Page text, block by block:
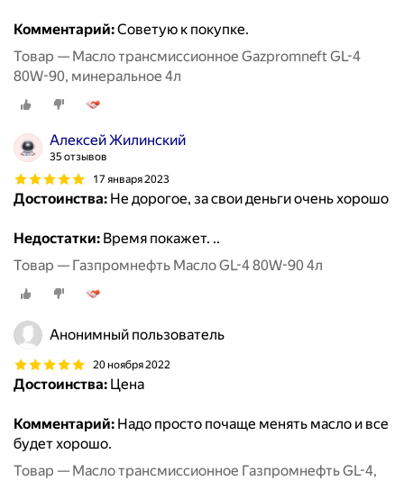
Комментарий:Советую к покупке.
Товар — Масло трансмиссионное Gazpromneft GL-4
80W-90, минеральное 4л
Алексей Жилинский
35 отзывов
17 января 2023
Достоинства: Не дорогое, за свои деньги очень хорошо
Недостатки: Время покажет. ..
Товар — Газпромнефть Масло GL-4 80W-90 4л
Анонимный пользователь
20 ноября 2022
Достоинства: Цена
Комментарий: Надо просто почаще менять масло и все
будет хорошо.
Товар — Масло трансмиссионное Газпромнефть GL-4,